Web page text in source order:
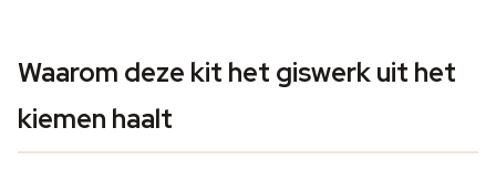
Waarom deze kit het giswerk uit het
kiemen haalt